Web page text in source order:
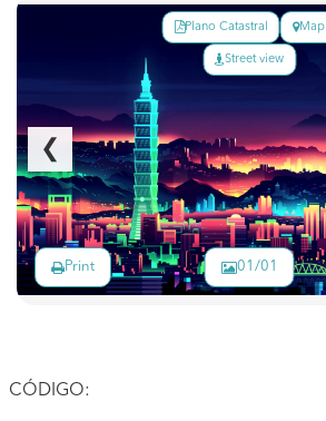
❮
Plano Catastral Map
Street view
01/01
Print
CÓDIGO: